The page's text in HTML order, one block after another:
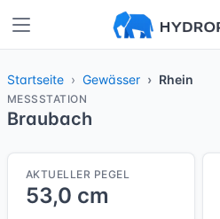
Startseite Gewässer Rhein
MESSSTATION
Braubach
AKTUELLER PEGEL
53,0 cm